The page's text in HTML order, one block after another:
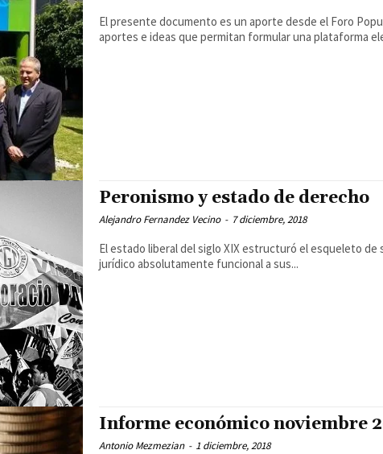
El presente documento es un aporte desde el Foro
aportes e ideas que permitan formular una plataforma
Peronismo y estado de derecho
Alejandro Fernandez Vecino - 7 diciembre, 2018
El estado liberal del siglo XIX estructuró el esqueleto
jurídico absolutamente funcional a sus...
Informe económico noviembre
Antonio Mezmezian - 1 diciembre, 2018